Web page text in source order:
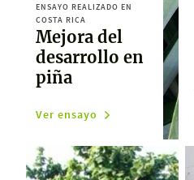
ENSAYO REALIZADO EN
COSTA RICA
Mejora del
desarrollo en
piña
Ver ensayo